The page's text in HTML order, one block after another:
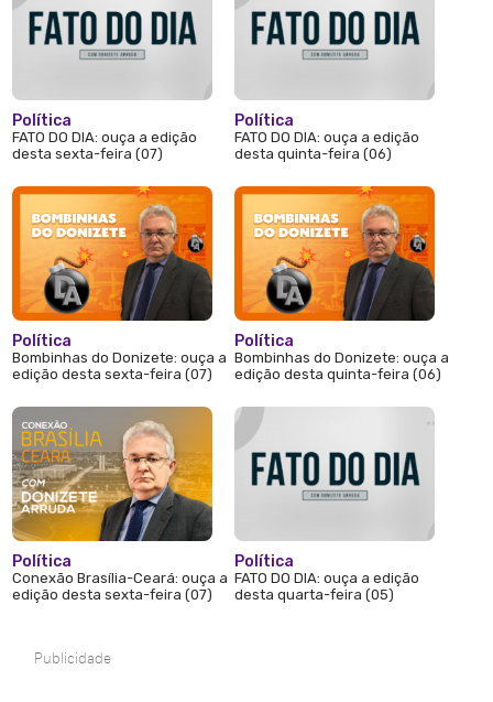
Política
FATO DO DIA: ouça a edição
desta sexta-feira (07)
Política
Bombinhas do Donizete: ouça a
edição desta sexta-feira (07)
Política
Conexão Brasília-Ceará: ouça a
edição desta sexta-feira (07)
Política
FATO DO DIA: ouça a edição
desta quinta-feira (06)
Política
Bombinhas do Donizete: ouça a
edição desta quinta-feira (06)
Política
FATO DO DIA: ouça a edição
desta quarta-feira (05)
Publicidade